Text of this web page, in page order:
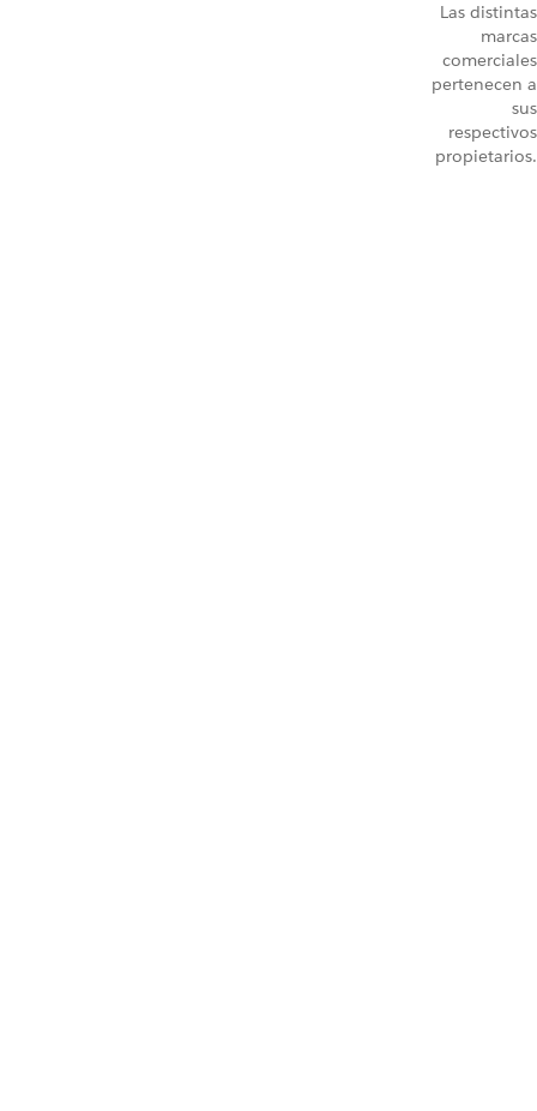
Las distintas
marcas
comerciales
pertenecen a
sus
respectivos
propietarios.